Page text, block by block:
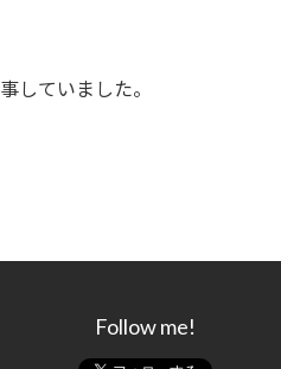
していました。
Follow me!